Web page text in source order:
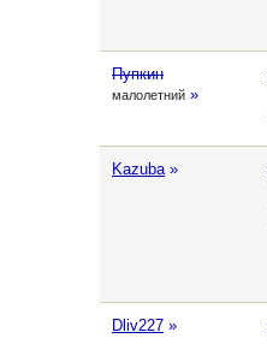
Пупкин
малолетний »
Kazuba »
Dliv227 »